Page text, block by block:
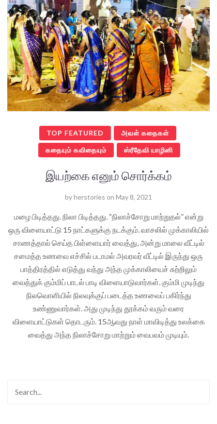
TOP FEATURED அவள் கதைகள்
கதையும் கவிதையும் ஸ்ரீதேவி யாழினி
இயற்கை எனும் சொர்க்கம்
byherstories on May 8, 2021
மழை பிடித்தது. நிலா பிடித்தது. “நிலாச்சோறு மாற்றுதல்” என்று
ஒரு விளையாட்டு 15 நாட்களுக்கு நடக்கும். வாசலில் முக்காலியில்
சாணத்தால் செய்த பிள்ளையார் வைத்து, அன்று மாலை வீட்டில்
சமைத்த உணவை எச்சில் படாமல் அவரவர் வீட்டில் இருந்து ஒரு
பாத்திரத்தில் எடுத்து வந்து அந்த முக்காலியைச் சுற்றிலும்
வைத்துக் கும்மிப் பாடல் பாடி விளையாடுவார்கள். கும்மி முடிந்து
நிலவொளியில் நிலவுக்குப் படைத்த உணவைப் பகிர்ந்து
உண்ணுவார்கள். அது முடிந்து தூக்கம் வரும் வரை
விளையாட்டுகள் தொடரும். 15ஆவது நாள் மாவிடித்து உலக்கை
வைத்து அந்த நிலாச்சோறு மாற்றும் வைபவம் முடியும்.